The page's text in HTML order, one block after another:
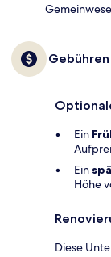
Ein
Ein
Höhe
Diese